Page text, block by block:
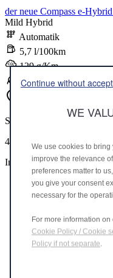
der neue Compass e-
Mild Hybrid
Automatik
5,7 l/100km
129 g/Km
D
STELLANTIS &YOU
46.340,01 €
Inkl. MwSt.
Continue without
WE
We use cookies to
improve the relevance
preferences matter to
you give your consent
necessary for the
For more information
Cookie Policy / Cookie
Policy if not separate.